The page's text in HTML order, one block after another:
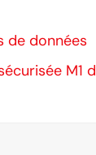
de données
M1